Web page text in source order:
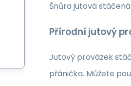
Šnůra jutová stáčená
Přírodní jutový
Jutový provázek
přánička. Můžete